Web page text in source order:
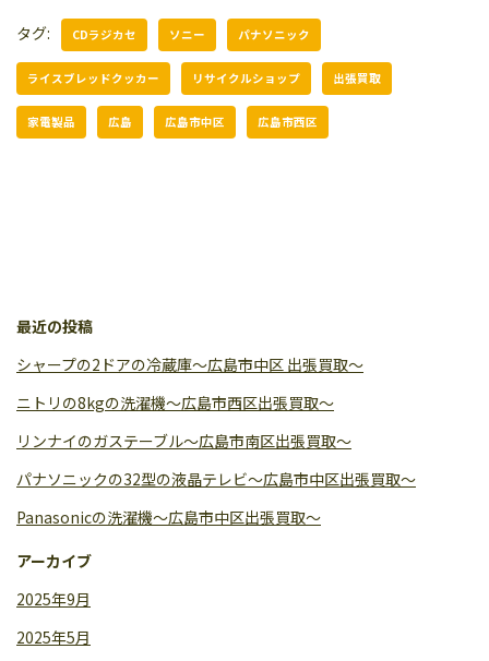
タグ: CDラジカセ ソニー パナソニック
ライスブレッドクッカー リサイクルショップ 出張買取
家電製品 広島 広島市中区 広島市西区
最近の投稿
シャープの2ドアの冷蔵庫〜広島市中区 出張買取〜
ニトリの8kgの洗濯機〜広島市西区出張買取〜
リンナイのガステーブル〜広島市南区出張買取〜
パナソニックの32型の液晶テレビ〜広島市中区出張買取〜
Panasonicの洗濯機〜広島市中区出張買取〜
アーカイブ
2025年9月
2025年5月